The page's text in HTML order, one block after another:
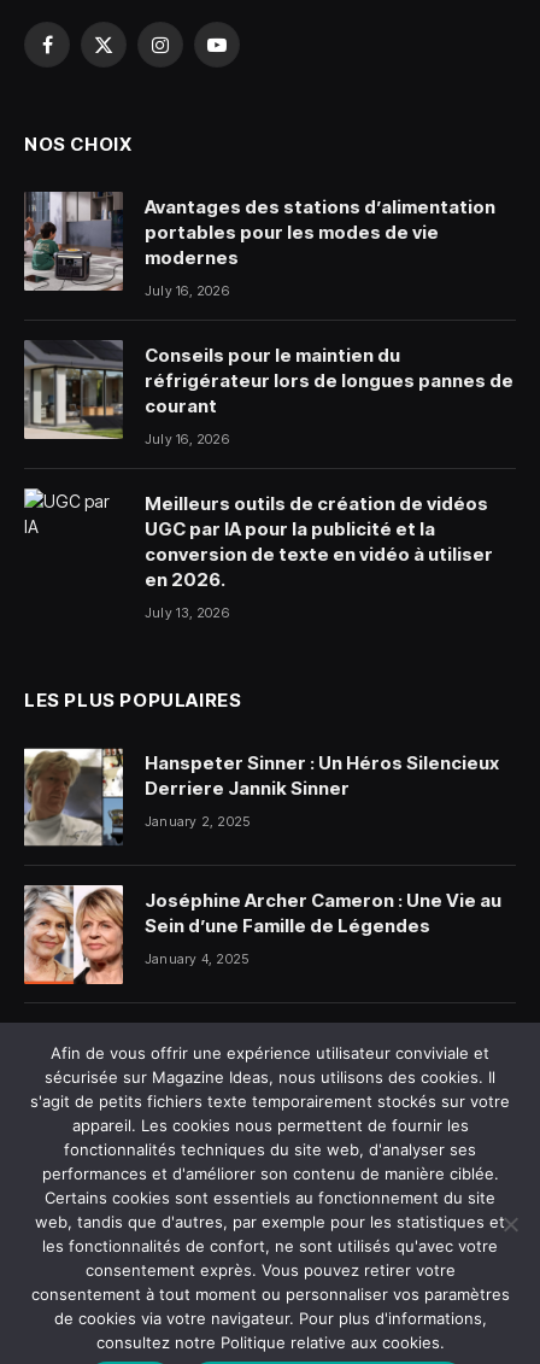
Facebook
X
InstagramYouTube
NOS CHOIX
Avantages des stations d’alimentation
portables pour les modes de vie
modernes
July 16, 2026
Conseils pour le maintien du
réfrigérateur lors de longues pannes de
courant
July 16, 2026
Meilleurs outils de création de vidéos
UGC par IA pour la publicité et la
conversion de texte en vidéo à utiliser
en 2026.
July 13, 2026
LES PLUS POPULAIRES
Hanspeter Sinner : Un Héros Silencieux
Derriere Jannik Sinner
January 2, 2025
Joséphine Archer Cameron : Une Vie au
Sein d’une Famille de Légendes
January 4, 2025
l’on sait vraiment
January 5, 2025
À PROPOS DE NOUS
POLITIQUE DE CONFIDENTIALITÉ
CONTACTEZ-NOUS
© 2026 Magazine Ideas. Tous droits réservés.
Afin de vous offrir une expérience utilisateur conviviale et
sécurisée sur Magazine Ideas, nous utilisons des cookies. Il
s'agit de petits fichiers texte temporairement stockés sur votre
appareil. Les cookies nous permettent de fournir les
fonctionnalités techniques du site web, d'analyser ses
performances et d'améliorer son contenu de manière ciblée.
Certains cookies sont essentiels au fonctionnement du site
web, tandis que d'autres, par exemple pour les statistiques et
les fonctionnalités de confort, ne sont utilisés qu'avec votre
consentement exprès. Vous pouvez retirer votre
consentement à tout moment ou personnaliser vos paramètres
de cookies via votre navigateur. Pour plus d'informations,
consultez notre Politique relative aux cookies.